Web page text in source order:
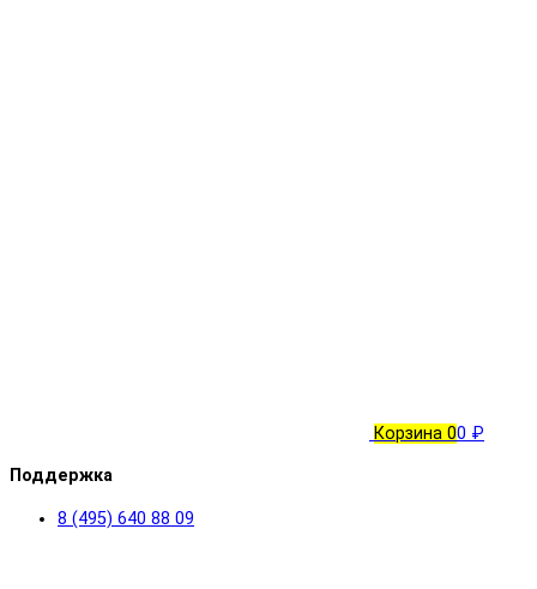
Корзина 00 ₽
Поддержка
8 (495) 640 88 09